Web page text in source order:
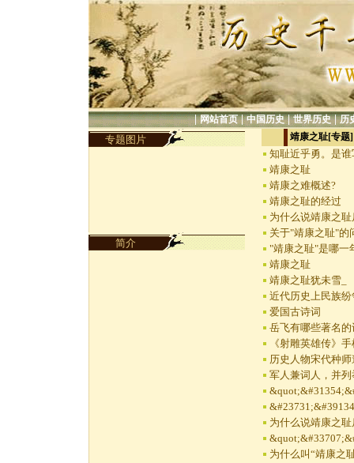
|网站首页|中国历史|世界历史|历
专题图片
简介
靖康之耻[专题]
知耻近乎勇。是
靖康之耻
靖康之难概述?
靖康之耻的经过
为什么说靖康之
关于"靖康之耻"的
"靖康之耻"是哪一
靖康之耻
靖康之耻犹未雪_
近代历史上民族
爱国古诗词
岳飞有哪些著名
《射雕英雄传》
历史人物宋代种
军人兼词人，并
为什么说靖康之
为什么叫“靖康之